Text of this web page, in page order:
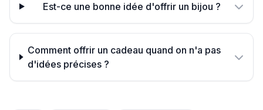
Est-ce une bonne idée d'offrir un bijou ?
Comment offrir un cadeau quand on n'a pas
d'idées précises ?